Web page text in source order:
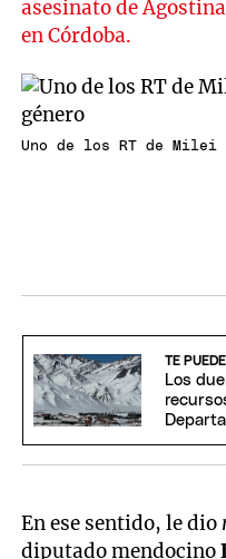
asesinato de
en Córdoba.
Uno de los RT de
TE
Los
recursos
En ese sentido, le dio
diputado mendocino